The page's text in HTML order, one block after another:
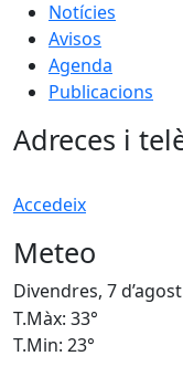
Notícies
Avisos
Agenda
Publicacions
Adreces i
Accedeix
Meteo
Divendres, 7 d’agost
T.Màx: 33°
T.Min: 23°